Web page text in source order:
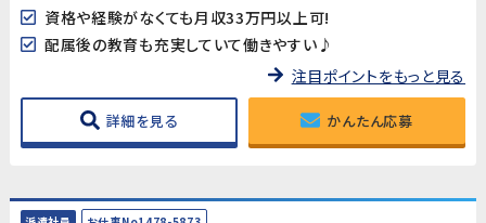
資格や経験がなくても月収33万円以上可!
配属後の教育も充実していて働きやすい♪
注目ポイントをもっと見る
詳細を見る かんたん応募